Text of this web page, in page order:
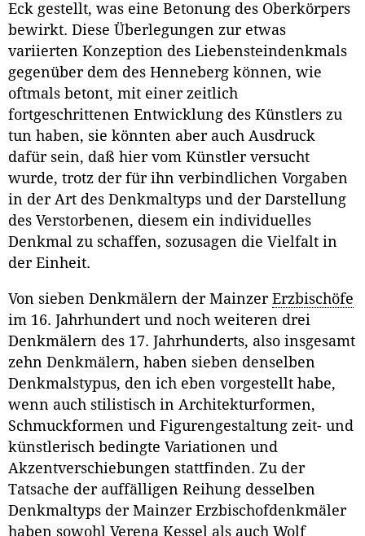
Eck gestellt, was eine Betonung des Oberkörpers
bewirkt. Diese Überlegungen zur etwas
variierten Konzeption des Liebensteindenkmals
gegenüber dem des Henneberg können, wie
oftmals betont, mit einer zeitlich
fortgeschrittenen Entwicklung des Künstlers zu
tun haben, sie könnten aber auch Ausdruck
dafür sein, daß hier vom Künstler versucht
wurde, trotz der für ihn verbindlichen Vorgaben
in der Art des Denkmaltyps und der Darstellung
des Verstorbenen, diesem ein individuelles
Denkmal zu schaffen, sozusagen die Vielfalt in
der Einheit.
Von sieben Denkmälern der Mainzer Erzbischöfe
im 16. Jahrhundert und noch weiteren drei
Denkmälern des 17. Jahrhunderts, also insgesamt
zehn Denkmälern, haben sieben denselben
Denkmalstypus, den ich eben vorgestellt habe,
wenn auch stilistisch in Architekturformen,
Schmuckformen und Figurengestaltung zeit- und
künstlerisch bedingte Variationen und
Akzentverschiebungen stattfinden. Zu der
Tatsache der auffälligen Reihung desselben
Denkmaltyps der Mainzer Erzbischofdenkmäler
haben sowohl Verena Kessel als auch Wolf